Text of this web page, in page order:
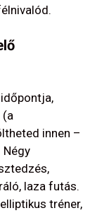
innen –
Négy
laza futás.
tréner,